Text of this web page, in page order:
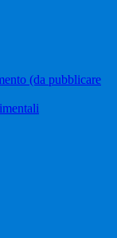
(da pubblicare